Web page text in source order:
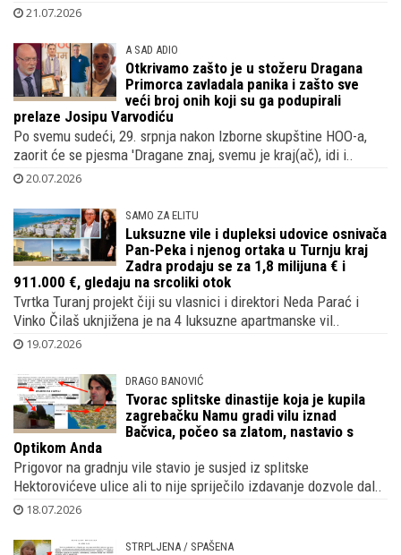
21.07.2026
A SAD ADIO
Otkrivamo zašto je u stožeru Dragana
Primorca zavladala panika i zašto sve
veći broj onih koji su ga podupirali
prelaze Josipu Varvodiću
Po svemu sudeći, 29. srpnja nakon Izborne skupštine HOO-a,
zaorit će se pjesma 'Dragane znaj, svemu je kraj(ač), idi i..
20.07.2026
SAMO ZA ELITU
Luksuzne vile i dupleksi udovice osnivača
Pan-Peka i njenog ortaka u Turnju kraj
Zadra prodaju se za 1,8 milijuna € i
911.000 €, gledaju na srcoliki otok
Tvrtka Turanj projekt čiji su vlasnici i direktori Neda Parać i
Vinko Čilaš uknjižena je na 4 luksuzne apartmanske vil..
19.07.2026
DRAGO BANOVIĆ
Tvorac splitske dinastije koja je kupila
zagrebačku Namu gradi vilu iznad
Bačvica, počeo sa zlatom, nastavio s
Optikom Anda
Prigovor na gradnju vile stavio je susjed iz splitske
Hektorovićeve ulice ali to nije spriječilo izdavanje dozvole dal..
18.07.2026
STRPLJENA / SPAŠENA